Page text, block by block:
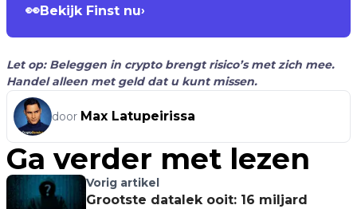
👀Bekijk Finst nu›
Let op: Beleggen in crypto brengt risico’s met zich mee.
Handel alleen met geld dat u kunt missen.
door Max Latupeirissa
Ga verder met lezen
Vorig artikel
Grootste datalek ooit: 16 miljard